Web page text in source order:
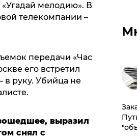
мелодию». В
телекомпании –
передачи «Час
его встретил
в руку. Убийца не
выразил
снял с